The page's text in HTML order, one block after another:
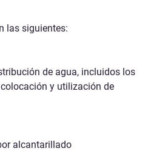
las siguientes:
de agua, incluidos los
y utilización de
alcantarillado